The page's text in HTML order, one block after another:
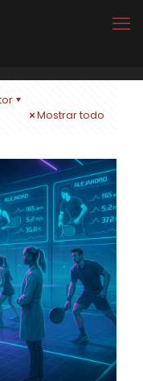
Mostrar todo